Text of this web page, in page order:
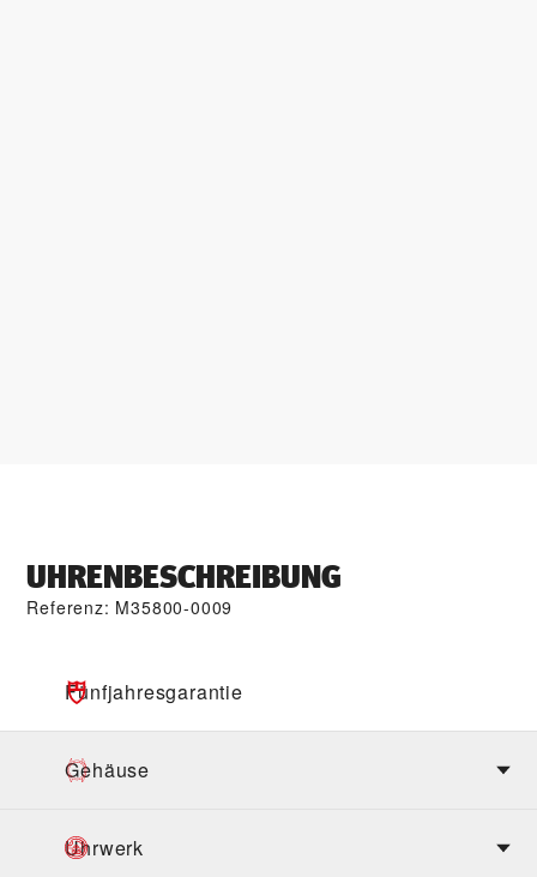
UHRENBESCHREIBUNG
Referenz: M35800-0009
Fünfjahres­garantie
Gehäuse
Uhrwerk